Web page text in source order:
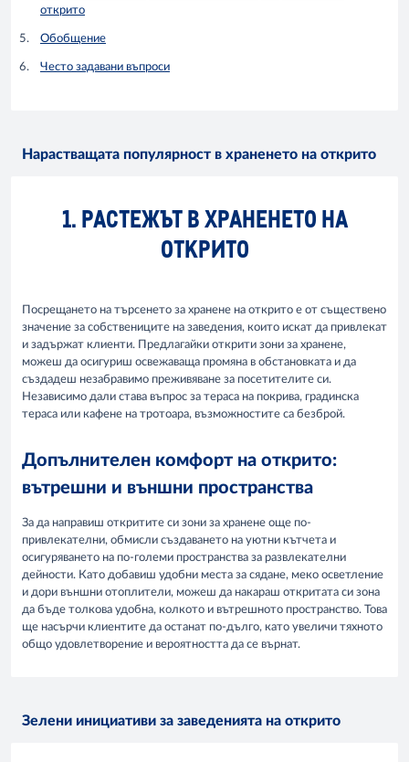
открито
Обобщение
Често задавани въпроси
Нарастващата популярност в храненето на открито
1. РАСТЕЖЪТ В ХРАНЕНЕТО НА
ОТКРИТО
Посрещането на търсенето за хранене на открито е от съществено
значение за собствениците на заведения, които искат да привлекат
и задържат клиенти. Предлагайки открити зони за хранене,
можеш да осигуриш освежаваща промяна в обстановката и да
създадеш незабравимо преживяване за посетителите си.
Независимо дали става въпрос за тераса на покрива, градинска
тераса или кафене на тротоара, възможностите са безброй.
Допълнителен комфорт на открито:
вътрешни и външни пространства
За да направиш откритите си зони за хранене още по-
привлекателни, обмисли създаването на уютни кътчета и
осигуряването на по-големи пространства за развлекателни
дейности. Като добавиш удобни места за сядане, меко осветление
и дори външни отоплители, можеш да накараш откритата си зона
да бъде толкова удобна, колкото и вътрешното пространство. Това
ще насърчи клиентите да останат по-дълго, като увеличи тяхното
общо удовлетворение и вероятността да се върнат.
Зелени инициативи за заведенията на открито